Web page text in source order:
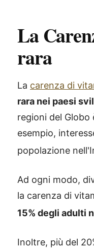
La
rara
La carenza di
rara nei paesi
regioni del Globo
esempio,
popolazione
Ad ogni modo,
la carenza di
15% degli adulti
Inoltre, più del